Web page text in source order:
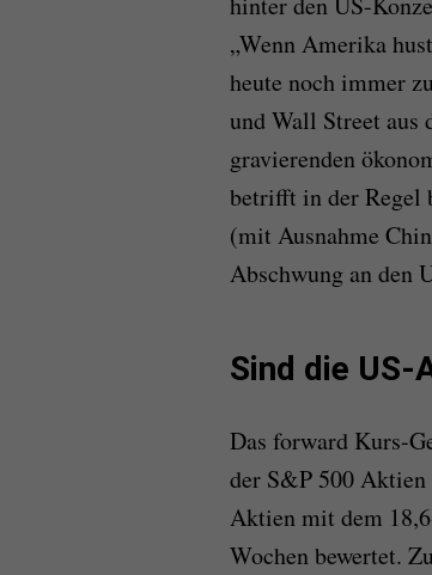
„Wenn Amerika
heute noch immer
und Wall Street aus
gravierenden
betrifft in der Regel
(mit Ausnahme
Abschwung an den
Sind die
Das forward Kurs-
der S&P 500
Aktien mit dem
Wochen bewertet.